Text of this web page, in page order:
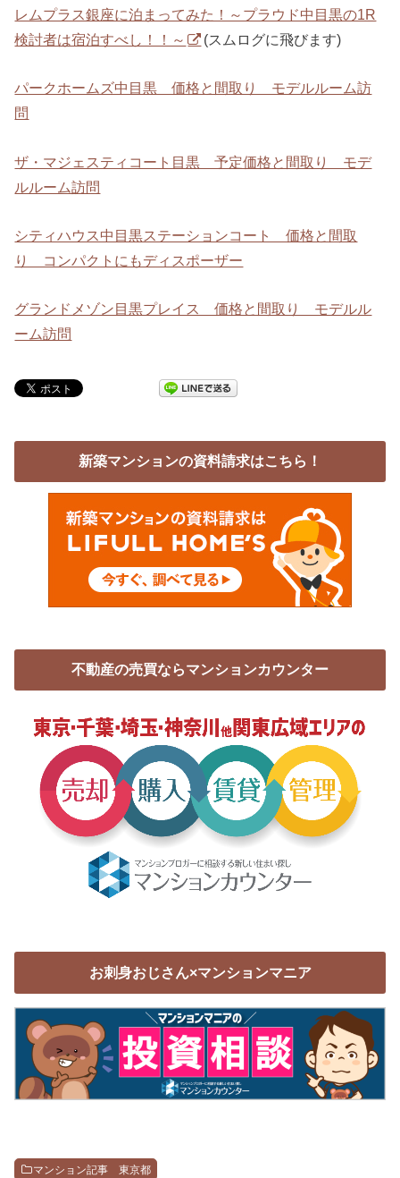
レムプラス銀座に泊まってみた！～プラウド中目黒の1R
検討者は宿泊すべし！！～
(スムログに飛びます)
パークホームズ中目黒 価格と間取り モデルルーム訪
問
ザ・マジェスティコート目黒 予定価格と間取り モデ
ルルーム訪問
シティハウス中目黒ステーションコート 価格と間取
り コンパクトにもディスポーザー
グランドメゾン目黒プレイス 価格と間取り モデルル
ーム訪問
新築マンションの資料請求はこちら！
不動産の売買ならマンションカウンター
お刺身おじさん×マンションマニア
マンション記事 東京都